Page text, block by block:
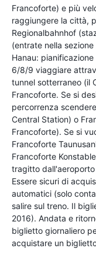
Francoforte) e più
raggiungere la città,
Regionalbahnhof
(entrate nella
Hanau:
6/8/9 viaggiare
tunnel sotterraneo (il
Francoforte. Se si
percorrenza
Central Station) o
Francoforte). Se si
Francoforte
Francoforte
tragitto dall'aeroporto
Essere sicuri di
automatici (solo
salire sul treno. Il
2016). Andata e
biglietto giornaliero
acquistare un